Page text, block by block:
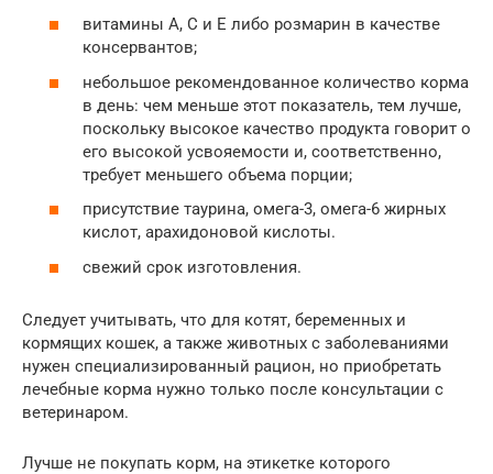
витамины А, С и Е либо розмарин в качестве
консервантов;
небольшое рекомендованное количество корма
в день: чем меньше этот показатель, тем лучше,
поскольку высокое качество продукта говорит о
его высокой усвояемости и, соответственно,
требует меньшего объема порции;
присутствие таурина, омега-3, омега-6 жирных
кислот, арахидоновой кислоты.
свежий срок изготовления.
Следует учитывать, что для котят, беременных и
кормящих кошек, а также животных с заболеваниями
нужен специализированный рацион, но приобретать
лечебные корма нужно только после консультации с
ветеринаром.
Лучше не покупать корм, на этикетке которого